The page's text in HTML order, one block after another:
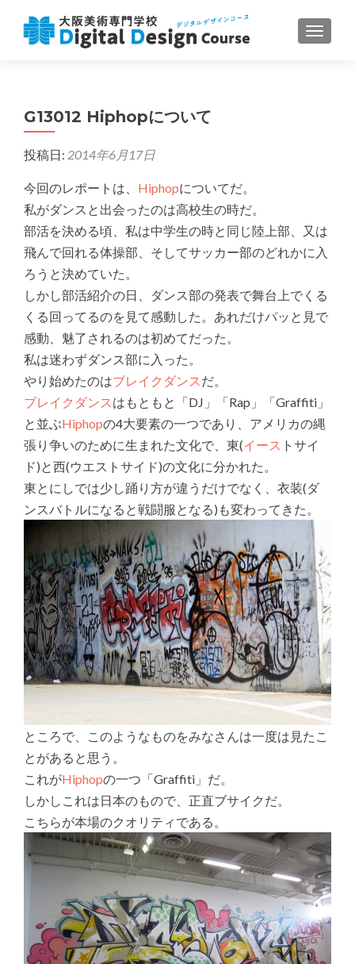
ナビゲ
G13012 Hiphopについて
投稿日: 2014年6月17日
今回のレポートは、 Hiphopについてだ。
私がダンスと出会ったのは高校生の時だ。
部活を決める頃、私は中学生の時と同じ陸上部、又は
飛んで回れる体操部、そしてサッカー部のどれかに入
ろうと決めていた。
しかし部活紹介の日、ダンス部の発表で舞台上でくる
くる回ってるのを見て感動した。あれだけパッと見で
感動、魅了されるのは初めてだった。
私は迷わずダンス部に入った。
やり始めたのはブレイクダンス だ。
ブレイクダンス はもともと「DJ」「Rap」「Graffiti」
と並ぶHiphopの4大要素の一つであり、アメリカの縄
張り争いのために生まれた文化で、東(イース トサイ
ド)と西(ウエストサイド)の文化に分かれた。
東とにしでは少し踊り方が違うだけでなく、衣装(ダ
ンスバトルになると戦闘服となる)も変わってきた。
ところで、このようなものをみなさんは一度は見たこ
とがあると思う。
これがHiphopの一つ「Graffiti」だ。
しかしこれは日本のもので、正直ブサイクだ。
こちらが本場のクオリティである。